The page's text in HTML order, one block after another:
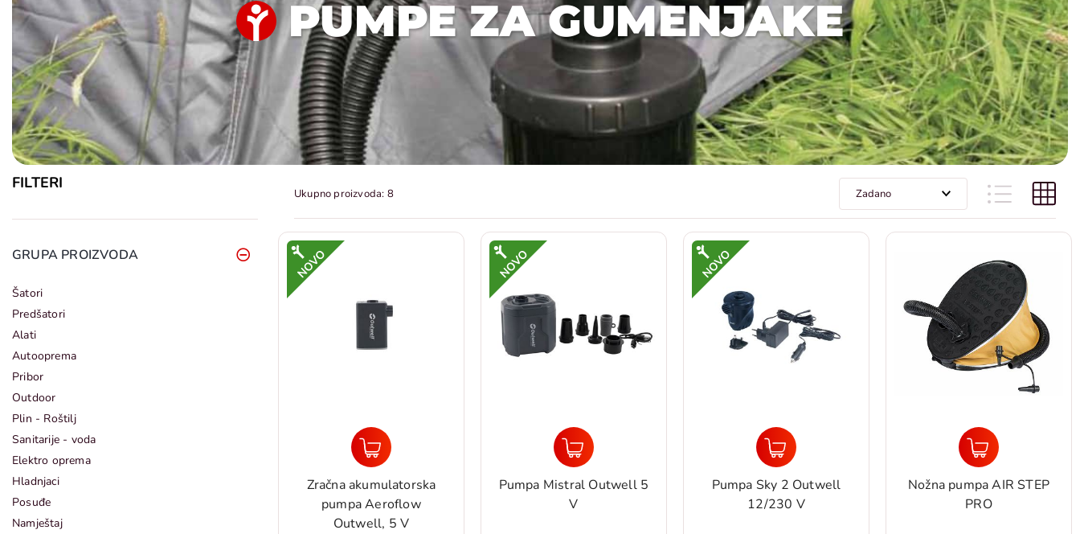
PUMPE ZA GUMENJAKE
FILTERI
GRUPA PROIZVODA
Šatori
Predšatori
Alati
Autooprema
Pribor
Outdoor
Plin - Roštilj
Sanitarije - voda
Elektro oprema
Hladnjaci
Posuđe
Namještaj
Ukupno proizvoda: 8
Zračna akumulatorska
pumpa Aeroflow
Outwell, 5 V
Pumpa Mistral Outwell 5
V
Pumpa Sky 2 Outwell
12/230 V
Nožna pumpa AIR STEP
PRO